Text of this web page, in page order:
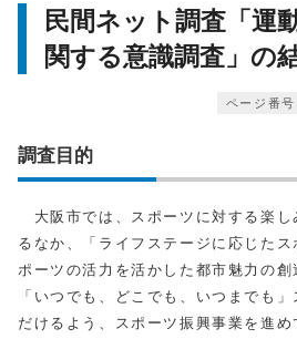
民間ネット調査「運
関する意識調査」の
ページ番
調査目的
大阪市では、スポーツに対する楽し
るなか、「ライフステージに応じた
ポーツの活力を活かした都市魅力の
「いつでも、どこでも、いつまでも
だけるよう、スポーツ振興事業を進め